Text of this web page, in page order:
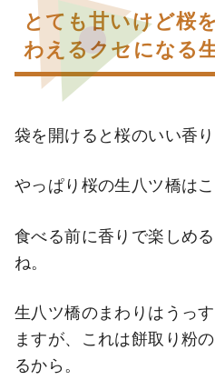
とても甘いけど桜
わえるクセになる
袋を開けると桜のいい香
やっぱり桜の生八ツ橋は
食べる前に香りで楽しめ
ね。
生八ツ橋のまわりはうっ
ますが、これは餅取り粉
るから。